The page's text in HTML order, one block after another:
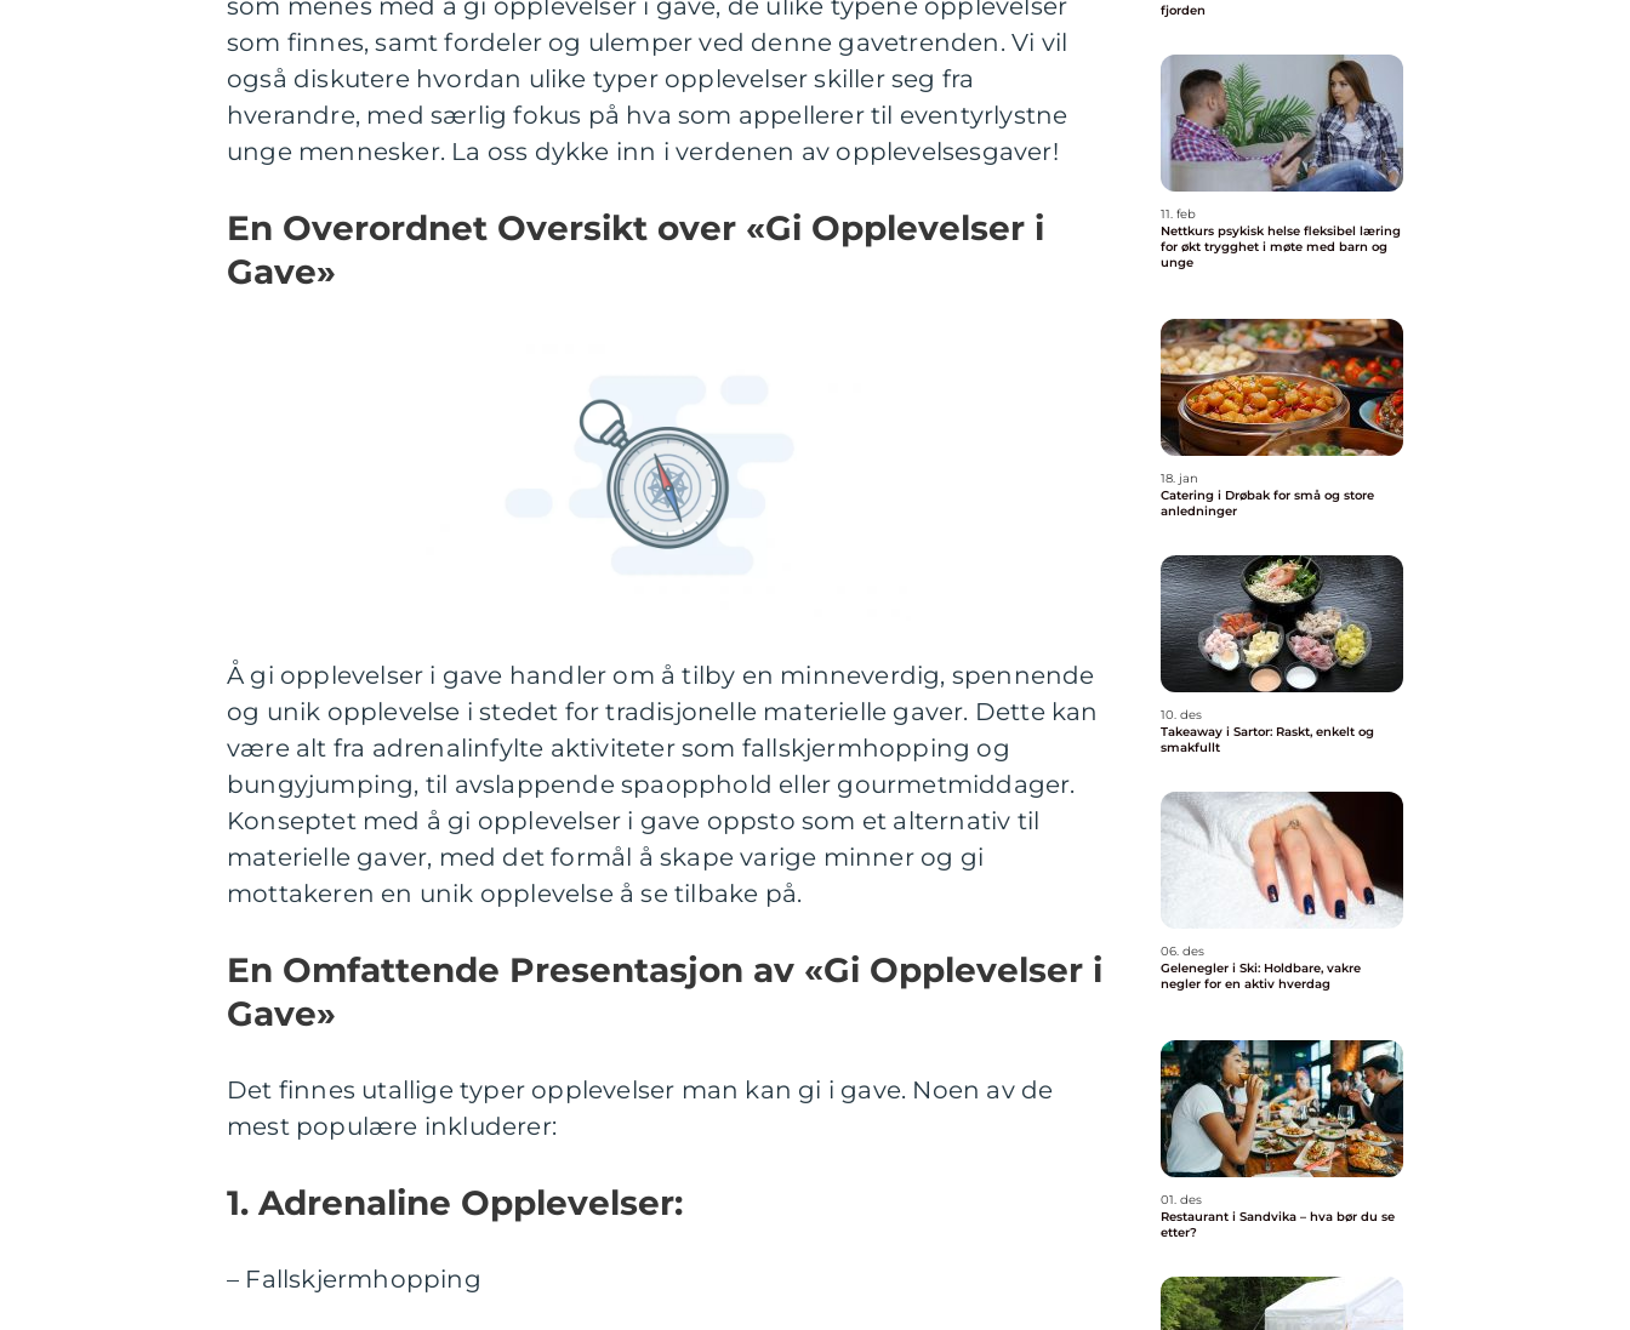
som menes med å gi opplevelser i gave, de ulike typene opplevelser
som finnes, samt fordeler og ulemper ved denne gavetrenden. Vi vil
også diskutere hvordan ulike typer opplevelser skiller seg fra
hverandre, med særlig fokus på hva som appellerer til eventyrlystne
unge mennesker. La oss dykke inn i verdenen av opplevelsesgaver!
En Overordnet Oversikt over «Gi Opplevelser i
Gave»
Å gi opplevelser i gave handler om å tilby en minneverdig, spennende
og unik opplevelse i stedet for tradisjonelle materielle gaver. Dette kan
være alt fra adrenalinfylte aktiviteter som fallskjermhopping og
bungyjumping, til avslappende spaopphold eller gourmetmiddager.
Konseptet med å gi opplevelser i gave oppsto som et alternativ til
materielle gaver, med det formål å skape varige minner og gi
mottakeren en unik opplevelse å se tilbake på.
En Omfattende Presentasjon av «Gi Opplevelser i
Gave»
Det finnes utallige typer opplevelser man kan gi i gave. Noen av de
mest populære inkluderer:
1. Adrenaline Opplevelser:
– Fallskjermhopping
fjorden
11. feb
Nettkurs psykisk helse fleksibel læring
for økt trygghet i møte med barn og
unge
18. jan
Catering i Drøbak for små og store
anledninger
10. des
Takeaway i Sartor: Raskt, enkelt og
smakfullt
06. des
Gelenegler i Ski: Holdbare, vakre
negler for en aktiv hverdag
01. des
Restaurant i Sandvika – hva bør du se
etter?